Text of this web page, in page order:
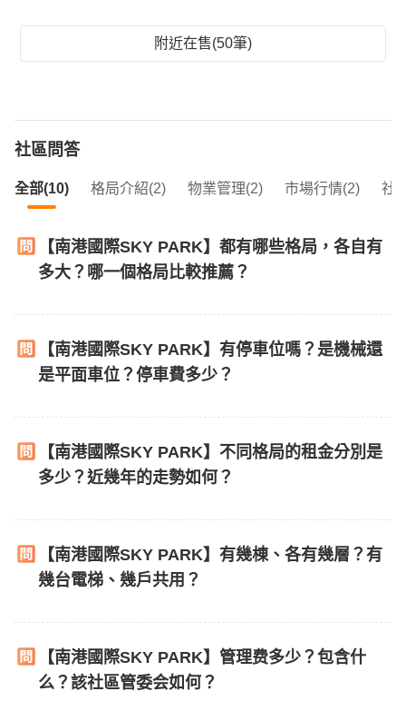
附近在售(50筆)
社區問答
全部(10) 格局介紹(2) 物業管理(2) 市場行情(2) 社
【南港國際SKY PARK】都有哪些格局，各自有
多大？哪一個格局比較推薦？
【南港國際SKY PARK】有停車位嗎？是機械還
是平面車位？停車費多少？
【南港國際SKY PARK】不同格局的租金分別是
多少？近幾年的走勢如何？
【南港國際SKY PARK】有幾棟、各有幾層？有
幾台電梯、幾戶共用？
【南港國際SKY PARK】管理费多少？包含什
么？該社區管委会如何？